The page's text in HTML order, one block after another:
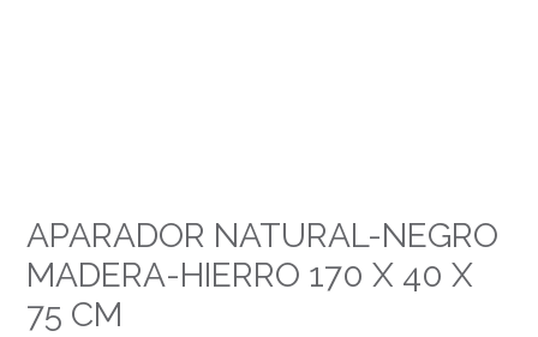
APARADOR NATURAL-NEGRO
MADERA-HIERRO 170 X 40 X
75 CM